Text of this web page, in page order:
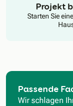
Projekt
Starten Sie
Passende
Wir schlagen